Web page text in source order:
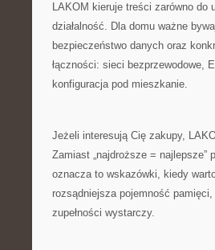
LAKOM kieruje treści zarówno do
działalność. Dla domu ważne
bezpieczeństwo danych oraz
łączności: sieci bezprzewodowe,
konfiguracja pod mieszkanie.
Jeżeli interesują Cię zakupy,
Zamiast „najdroższe = najlepsze”
oznacza to wskazówki, kiedy
rozsądniejsza pojemność
zupełności wystarczy.